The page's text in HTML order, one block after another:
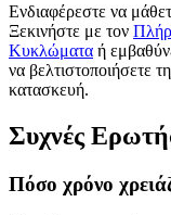
Ενδιαφέρεστε να
Ξεκινήστε με τον
Κυκλώματα ή
να βελτιστοποιήσετε
κατασκευή.
Συχνές
Πόσο χρόνο